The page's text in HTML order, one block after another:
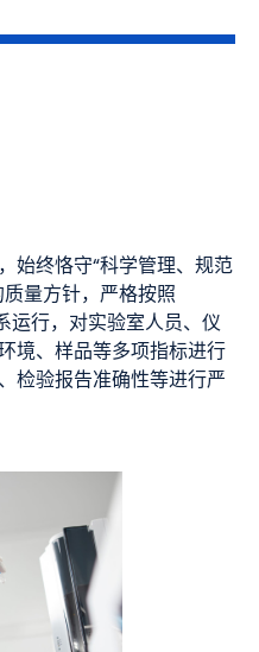
始终恪守“科学管理、规范
量方针，严格按照
运行，对实验室人员、仪
境、样品等多项指标进行
检验报告准确性等进行严